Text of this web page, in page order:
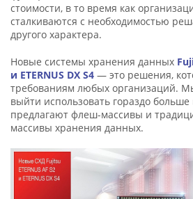
стоимости, в то время как
сталкиваются с необходимостью
другого характера.
Новые системы хранения данных
и ETERNUS DX S4 — это решения,
требованиям любых организаций.
выйти использовать гораздо
предлагают флеш-массивы и
массивы хранения данных.